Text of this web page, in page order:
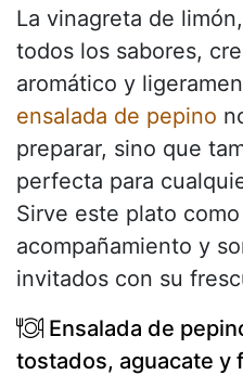
La vinagreta de
todos los sabores,
aromático y
ensalada de pepino
preparar, sino que
perfecta para
Sirve este plato
acompañamiento y
invitados con su
Ensalada de
tostados, aguacate y